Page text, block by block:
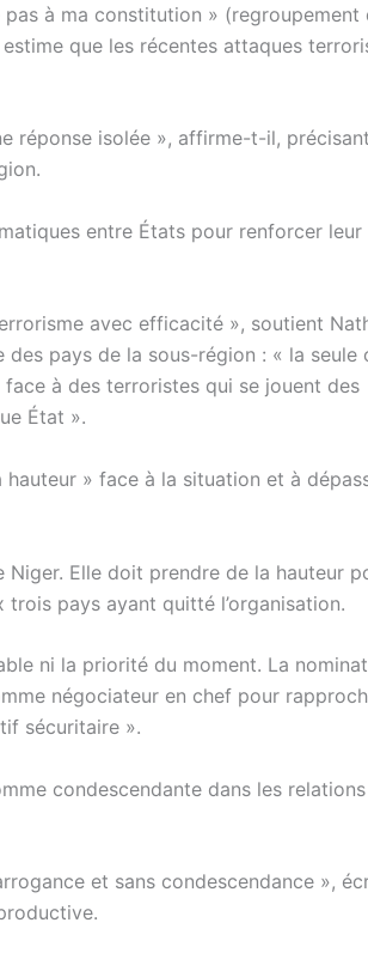
à ma constitution » (regroupement
que les récentes attaques
réponse isolée », affirme-t-il,
entre États pour renforcer leur
avec efficacité », soutient
des pays de la sous-région : « la seule
à des terroristes qui se jouent des
État ».
hauteur » face à la situation et à
Elle doit prendre de la hauteur
pays ayant quitté l’organisation.
ni la priorité du moment. La
négociateur en chef pour
sécuritaire ».
condescendante dans les relations
et sans condescendance »,